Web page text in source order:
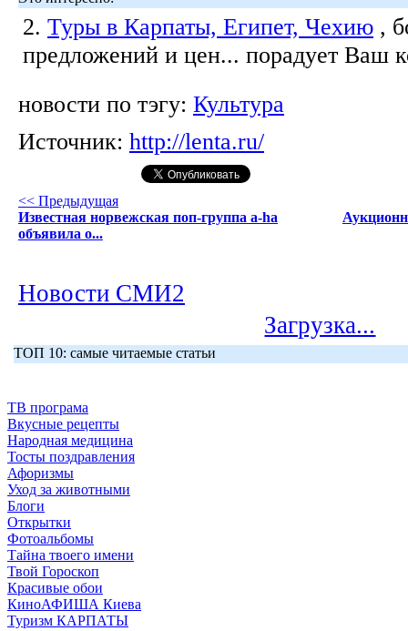
2. Туры в Карпаты, Египет, Чехию ,
предложений и цен... порадует Ваш
новости по тэгу: Культура
Источник: http://lenta.ru/
<< Предыдущая
Известная норвежская поп-группа a-ha
объявила о...
Новости СМИ2
Загрузка...
ТОП 10: самые читаемые статьи
ТВ програма
Вкусные рецепты
Народная медицина
Тосты поздравления
Афоризмы
Уход за животными
Блоги
Открытки
Фотоальбомы
Тайна твоего имени
Твой Гороскоп
Красивые обои
КиноАФИША Киева
Туризм КАРПАТЫ